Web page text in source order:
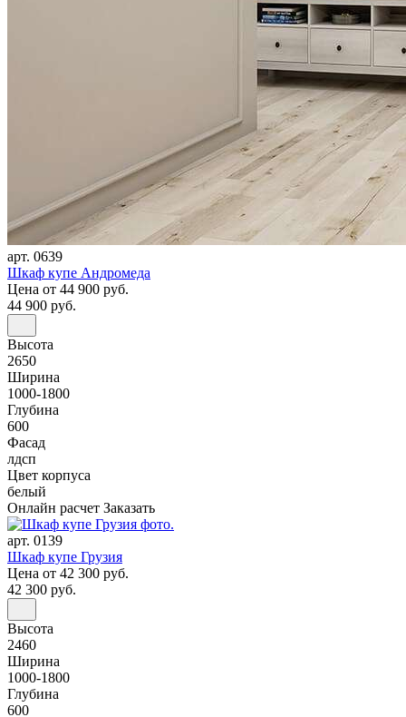
арт. 0639
Шкаф купе Андромеда
Цена от 44 900 руб.
44 900 руб.
Высота
2650
Ширина
1000-1800
Глубина
600
Фасад
лдсп
Цвет корпуса
белый
Онлайн расчет Заказать
арт. 0139
Шкаф купе Грузия
Цена от 42 300 руб.
42 300 руб.
Высота
2460
Ширина
1000-1800
Глубина
600